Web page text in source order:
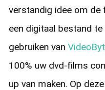
verstandig idee om de
een digitaal bestand
gebruiken van
100% uw dvd-films
up van maken. Op